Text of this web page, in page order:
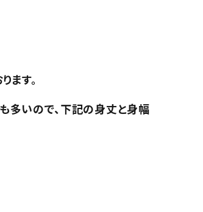
ます。
多いので、下記の身丈と身幅